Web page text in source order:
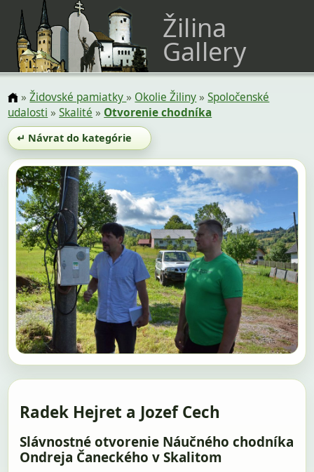
Žilina
Gallery
»Židovské pamiatky» Okolie Žiliny»Spoločenské
udalosti »Skalité » Otvorenie chodníka
↵ Návrat do kategórie
Radek Hejret a Jozef Cech
Slávnostné otvorenie Náučného chodníka
Ondreja Čaneckého v Skalitom